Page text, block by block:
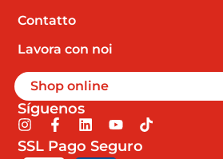
Contatto
Lavora con noi
Shop online
Síguenos
I
n
s
F
a
c
L
n
Y
u
T
SSL Pago Seguro